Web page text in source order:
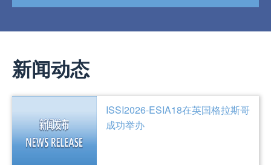
新闻动态
ISSI2026-ESIA18在英国格拉斯哥
成功举办